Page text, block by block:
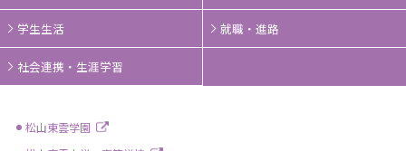
学生生活 就職・進路
社会連携・生涯学習
松山東雲学園